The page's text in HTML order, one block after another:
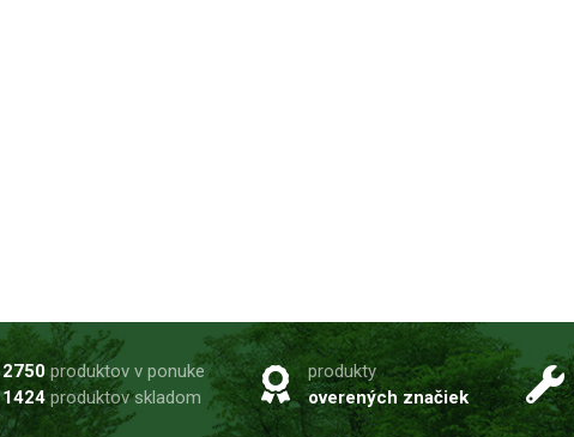
2750produktov v ponuke
1424produktov skladom
produkty
overených značiek